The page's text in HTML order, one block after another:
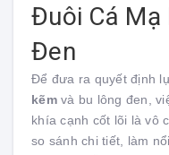
Đuôi Cá Mạ
Đen
Để đưa ra quyết định
kẽmvà bu lông đen,
khía cạnh cốt lõi là vô
so sánh chi tiết, làm